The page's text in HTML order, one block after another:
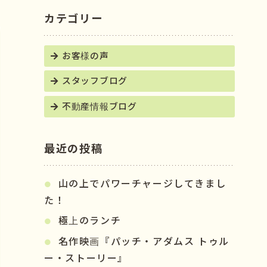
カテゴリー
お客様の声
スタッフブログ
不動産情報ブログ
最近の投稿
山の上でパワーチャージしてきまし
た！
極上のランチ
名作映画『パッチ・アダムス トゥル
ー・ストーリー』